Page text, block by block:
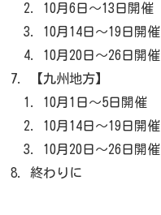
10月6日～13日開催
10月14日～19日開催
10月20日～26日開催
【九州地方】
10月1日～5日開催
10月14日～19日開催
10月20日～26日開催
終わりに